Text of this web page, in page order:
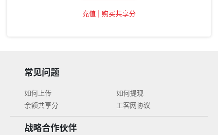
充值 | 购买共享分
常见问题
如何上传
如何提现
余额共享分
工客网协议
战略合作伙伴